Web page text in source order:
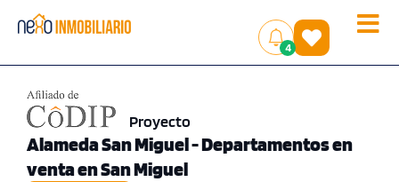
Toggle
4
()
Proyecto
Alameda San Miguel - Departamentos en
venta en San Miguel